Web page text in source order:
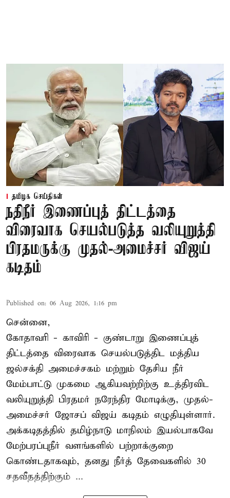
தமிழக செய்திகள்
நதிநீர் இணைப்புத் திட்டத்தை
விரைவாக செயல்படுத்த வலியுறுத்தி
பிரதமருக்கு முதல்-அமைச்சர் விஜய்
கடிதம்
Published on: 06 Aug 2026, 1:16 pm
சென்னை,
கோதாவரி - காவிரி - குண்டாறு இணைப்புத்
திட்டத்தை விரைவாக செயல்படுத்திட மத்திய
ஜல்சக்தி அமைச்சகம் மற்றும் தேசிய நீர்
மேம்பாட்டு முகமை ஆகியவற்றிற்கு உத்திரவிட
வலியுறுத்தி பிரதமர் நரேந்திர மோடிக்கு, முதல்-
அமைச்சர் ஜோசப் விஜய் கடிதம் எழுதியுள்ளார்.
அக்கடிதத்தில் தமிழ்நாடு மாநிலம் இயல்பாகவே
மேற்பரப்புநீர் வளங்களில் பற்றாக்குறை
கொண்டதாகவும், தனது நீர்த் தேவைகளில் 30
சதவீதத்திற்கும் ...